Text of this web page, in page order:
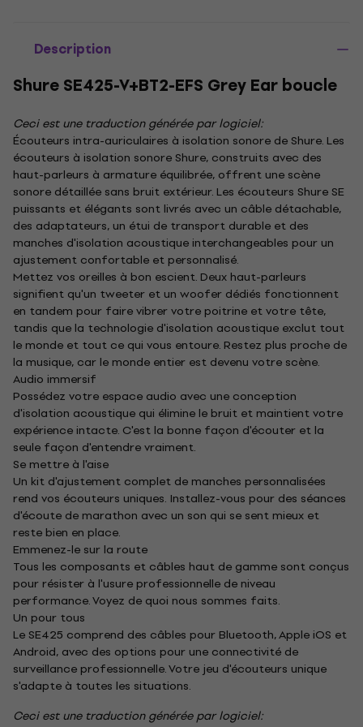
Description
Shure SE425-V+BT2-EFS Grey Ear boucle
Ceci est une traduction générée par logiciel:
Écouteurs intra-auriculaires à isolation sonore de Shure. Les
écouteurs à isolation sonore Shure, construits avec des
haut-parleurs à armature équilibrée, offrent une scène
sonore détaillée sans bruit extérieur. Les écouteurs Shure SE
puissants et élégants sont livrés avec un câble détachable,
des adaptateurs, un étui de transport durable et des
manches d'isolation acoustique interchangeables pour un
ajustement confortable et personnalisé.
Mettez vos oreilles à bon escient. Deux haut-parleurs
signifient qu'un tweeter et un woofer dédiés fonctionnent
en tandem pour faire vibrer votre poitrine et votre tête,
tandis que la technologie d'isolation acoustique exclut tout
le monde et tout ce qui vous entoure. Restez plus proche de
la musique, car le monde entier est devenu votre scène.
Audio immersif
Possédez votre espace audio avec une conception
d'isolation acoustique qui élimine le bruit et maintient votre
expérience intacte. C'est la bonne façon d'écouter et la
seule façon d'entendre vraiment.
Se mettre à l'aise
Un kit d'ajustement complet de manches personnalisées
rend vos écouteurs uniques. Installez-vous pour des séances
d'écoute de marathon avec un son qui se sent mieux et
reste bien en place.
Emmenez-le sur la route
Tous les composants et câbles haut de gamme sont conçus
pour résister à l'usure professionnelle de niveau
performance. Voyez de quoi nous sommes faits.
Un pour tous
Le SE425 comprend des câbles pour Bluetooth, Apple iOS et
Android, avec des options pour une connectivité de
surveillance professionnelle. Votre jeu d'écouteurs unique
s'adapte à toutes les situations.
Ceci est une traduction générée par logiciel: